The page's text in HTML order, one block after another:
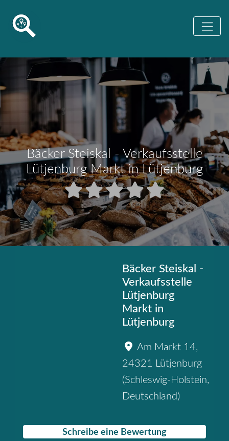
Bäcker Steiskal - Verkaufsstelle
Lütjenburg Markt in Lütjenburg
Bäcker Steiskal -
Verkaufsstelle
Lütjenburg
Markt in
Lütjenburg
Am Markt 14,
24321 Lütjenburg
(Schleswig-Holstein,
Deutschland)
Schreibe eine Bewertung